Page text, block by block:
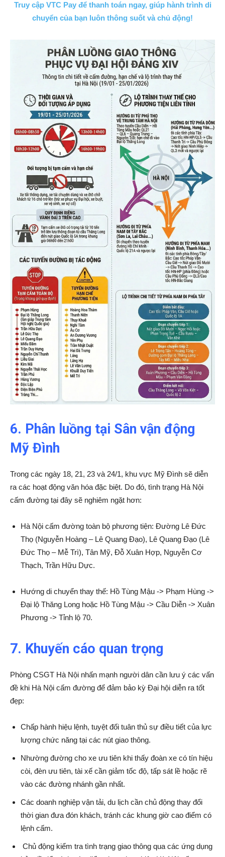
Truy cập VTC Pay để thanh toán ngay, giúp hành trình di
chuyển của bạn luôn thông suốt và chủ động!
6. Phân luồng tại Sân vận động
Mỹ Đình
Trong các ngày 18, 21, 23 và 24/1, khu vực Mỹ Đình sẽ diễn
ra các hoạt động văn hóa đặc biệt. Do đó, tình trạng Hà Nội
cấm đường tại đây sẽ nghiêm ngặt hơn:
Hà Nội cấm đường toàn bộ phương tiện: Đường Lê Đức
Thọ (Nguyễn Hoàng – Lê Quang Đạo), Lê Quang Đạo (Lê
Đức Thọ – Mễ Trì), Tân Mỹ, Đỗ Xuân Hợp, Nguyễn Cơ
Thạch, Trần Hữu Dực.
Hướng di chuyển thay thế: Hồ Tùng Mậu -> Phạm Hùng ->
Đại lộ Thăng Long hoặc Hồ Tùng Mậu -> Cầu Diễn -> Xuân
Phương -> Tỉnh lộ 70.
7. Khuyến cáo quan trọng
Phòng CSGT Hà Nội nhấn mạnh người dân cần lưu ý các vấn
đề khi Hà Nội cấm đường để đảm bảo kỳ Đại hội diễn ra tốt
đẹp:
Chấp hành hiệu lệnh, tuyệt đối tuân thủ sự điều tiết của lực
lượng chức năng tại các nút giao thông.
Nhường đường cho xe ưu tiên khi thấy đoàn xe có tín hiệu
còi, đèn ưu tiên, tài xế cần giảm tốc độ, tấp sát lề hoặc rẽ
vào các đường nhánh gần nhất.
Các doanh nghiệp vận tải, du lịch cần chủ động thay đổi
thời gian đưa đón khách, tránh các khung giờ cao điểm có
lệnh cấm.
Chủ động kiểm tra tình trạng giao thông qua các ứng dụng